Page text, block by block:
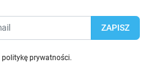
politykę prywatności.